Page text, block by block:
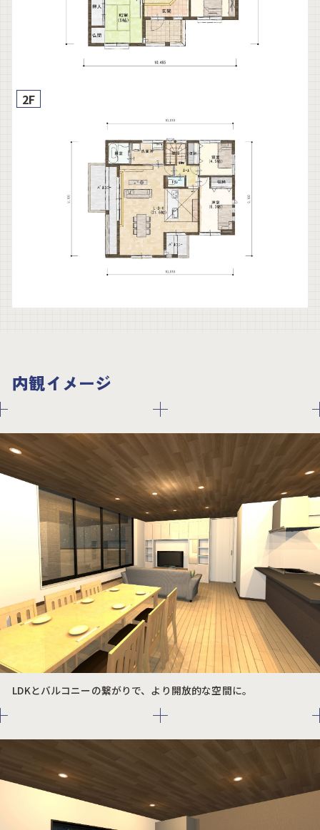
2F
内観イメージ
LDKとバルコニーの繋がりで、より開放的な空間に。